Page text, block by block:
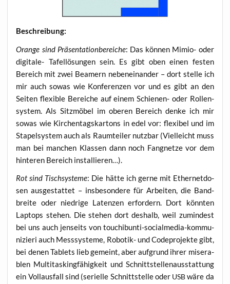
Beschrei­bung:
Oran­ge sind Prä­sen­ta­ti­on­be­rei­che: Das kön­nen Mimio- oder
digi­ta­le- Tafel­lö­sun­gen sein. Es gibt oben einen fes­ten
Bereich mit zwei Bea­mern neben­ein­an­der – dort stel­le ich
mir auch sowas wie Kon­fe­ren­zen vor und es gibt an den
Sei­ten fle­xi­ble Berei­che auf einem Schie­nen- oder Rol­len­
sys­tem. Als Sitz­mö­bel im obe­ren Bereich den­ke ich mir
sowas wie Kir­chen­tags­kar­tons in edel vor: fle­xi­bel und im
Sta­pel­sys­tem auch als Raum­tei­ler nutz­bar (Viel­leicht muss
man bei man­chen Klas­sen dann noch Fang­net­ze vor dem
hin­te­ren Bereich installieren…).
Rot sind Tisch­sys­te­me: Die hät­te ich ger­ne mit Ether­net­do­
sen aus­ge­stat­tet – ins­be­son­de­re für Arbei­ten, die Band­
brei­te oder nied­ri­ge Laten­zen erfor­dern. Dort könn­ten
Lap­tops ste­hen. Die ste­hen dort des­halb, weil zumin­dest
bei uns auch jen­seits von tou­chibun­ti-social­me­dia-kom­mu­
ni­zie­ri auch Mess­sys­te­me, Robo­tik- und Code­pro­jek­te gibt,
bei denen Tablets lieb gemeint, aber auf­grund ihrer mise­ra­
blen Mul­ti­tas­king­fä­hig­keit und Schnitt­stel­len­aus­stat­tung
ein Voll­aus­fall sind (seri­el­le Schnitt­stel­le oder USBwäre da